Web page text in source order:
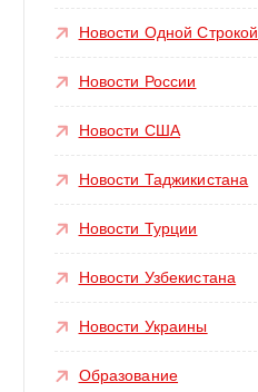
Новости Одной Строкой
Новости России
Новости США
Новости Таджикистана
Новости Турции
Новости Узбекистана
Новости Украины
Образование